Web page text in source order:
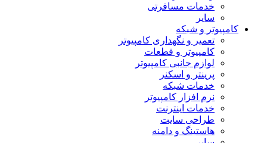
خدمات مسافرتی
سایر
کامپیوتر و شبکه
تعمیر و نگهداری کامپیوتر
کامپیوتر و قطعات
لوازم جانبی کامپیوتر
پرینتر و اسکنر
خدمات شبکه
نرم افزار کامپیوتر
خدمات اینترنت
طراحی سایت
هاستینگ و دامنه